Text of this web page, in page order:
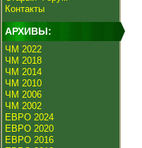
Контакты
АРХИВЫ:
ЧМ 2022
ЧМ 2018
ЧМ 2014
ЧМ 2010
ЧМ 2006
ЧМ 2002
ЕВРО 2024
ЕВРО 2020
ЕВРО 2016